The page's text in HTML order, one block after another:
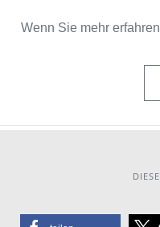
Wenn Sie mehr